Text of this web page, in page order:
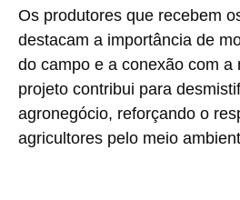
Os produtores que recebem
destacam a importância de
do campo e a conexão com a
projeto contribui para
agronegócio, reforçando o
agricultores pelo meio